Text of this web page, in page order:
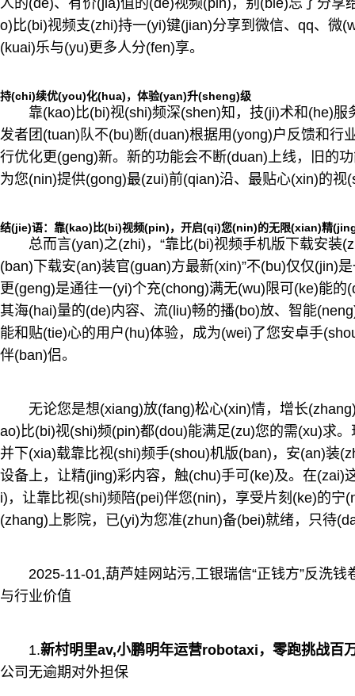
人的(de)、有价(jia)值的(de)视频(pin)，别(bie)忘了分享
o)比(bi)视频支(zhi)持一(yi)键(jian)分享到微信、qq、微
(kuai)乐与(yu)更多人分(fen)享。
持(chi)续优(you)化(hua)，体验(yan)升(sheng)级
靠(kao)比(bi)视(shi)频深(shen)知，技(ji)术和(he)
发者团(tuan)队不(bu)断(duan)根据用(yong)户反馈和行
行优化更(geng)新。新的功能会不断(duan)上线，旧的
为您(nin)提供(gong)最(zui)前(qian)沿、最贴心(xin)的视
结(jie)语：靠(kao)比(bi)视频(pin)，开启(qi)您(nin)的无限(xian)精
总而言(yan)之(zhi)，“靠比(bi)视频手机版下载安装
(ban)下载安(an)装官(guan)方最新(xin)”不(bu)仅仅(jin)
更(geng)是通往一(yi)个充(chong)满无(wu)限可(ke)能
其海(hai)量的(de)内容、流(liu)畅的播(bo)放、智能
能和贴(tie)心的用户(hu)体验，成为(wei)了您安卓手
伴(ban)侣。
无论您是想(xiang)放(fang)松心(xin)情，增长
ao)比(bi)视(shi)频(pin)都(dou)能满足(zu)您的需(xu)求
并下(xia)载靠比视(shi)频手(shou)机版(ban)，安(an)装
设备上，让精(jing)彩内容，触(chu)手可(ke)及。在(zai)
i)，让靠比视(shi)频陪(pei)伴您(nin)，享受片刻(ke)的宁
(zhang)上影院，已(yi)为您准(zhun)备(bei)就绪，只待
2025-11-01,葫芦娃网站污,工银瑞信“正钱方”反洗
与行业价值
1.新村明里av,小鹏明年运营robotaxi，零跑挑战百
公司无逾期对外担保